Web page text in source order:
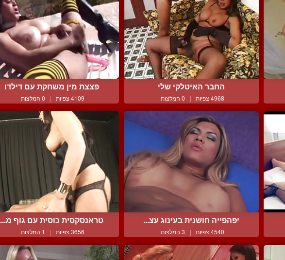
החבר האיטלקי שלי
4968 צפיות | 0 המלצות
פצצת מין משחקת עם דילדו
4109 צפיות | 0 המלצות
יפהפייה חושנית בעינוג עצ...
4540 צפיות | 3 המלצות
טראנסקסית כוסית עם גוף מ...
3656 צפיות | 1 המלצות